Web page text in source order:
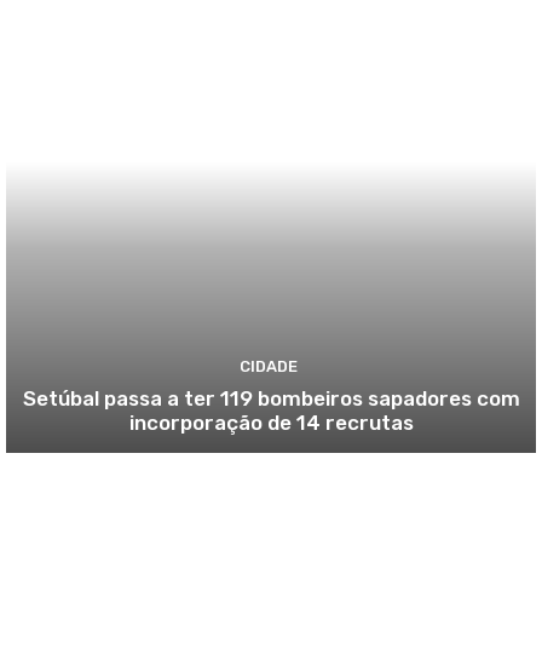
CIDADE
Setúbal passa a ter 119 bombeiros sapadores com
incorporação de 14 recrutas